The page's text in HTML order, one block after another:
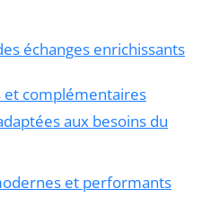
échanges enrichissants
et complémentaires
aux besoins du
et performants